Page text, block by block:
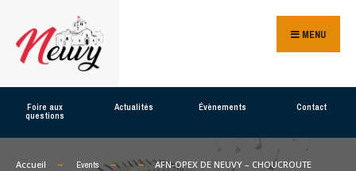
to
content
MENU
Foire aux
questions
Actualités Évènements Contact
Accueil Events
AFN-OPEX DE NEUVY – CHOUCROUTE
for: